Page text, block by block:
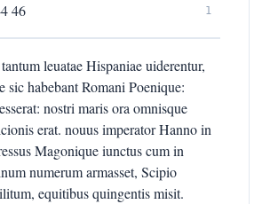
46 1
leuatae Hispaniae uiderentur,
sic habebant Romani Poenique:
nostri maris ora omnisque
erat. nouus imperator Hanno in
Magonique iunctus cum in
numerum armasset, Scipio
equitibus quingentis misit.